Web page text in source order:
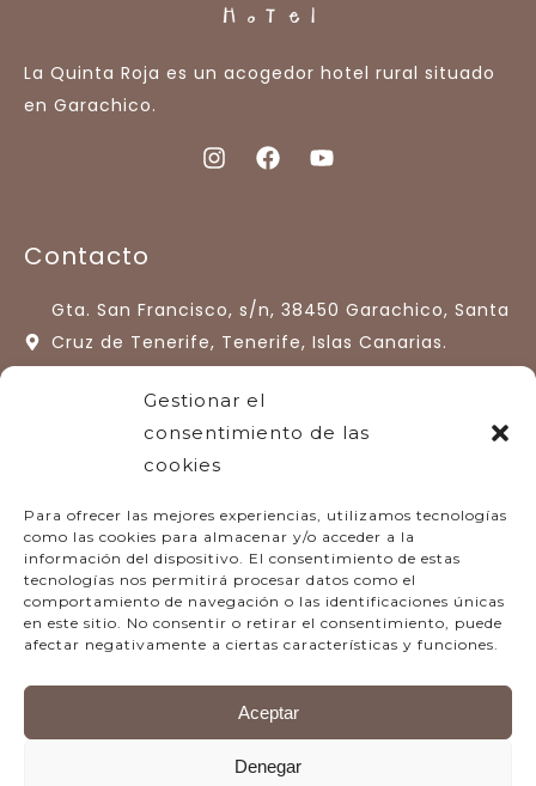
Gestionar el
consentimiento de las
cookies
Para ofrecer las mejores experiencias, utilizamos tecnologías
como las cookies para almacenar y/o acceder a la
información del dispositivo. El consentimiento de estas
tecnologías nos permitirá procesar datos como el
comportamiento de navegación o las identificaciones únicas
en este sitio. No consentir o retirar el consentimiento, puede
afectar negativamente a ciertas características y funciones.
Aceptar
Denegar
La Quinta Roja es un acogedor hotel rural situado
en Garachico.
Contacto
Gta. San Francisco, s/n, 38450 Garachico, Santa
Cruz de Tenerife, Tenerife, Islas Canarias.
España.
hotelquintaroja@quintaroja.com
Aviso legal
Conectatec&